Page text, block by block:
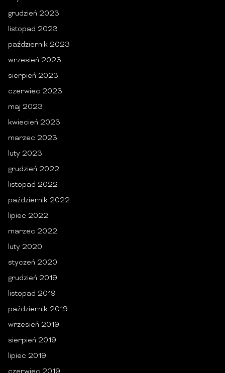
grudzień 2023
listopad 2023
październik 2023
wrzesień 2023
sierpień 2023
czerwiec 2023
maj 2023
kwiecień 2023
marzec 2023
luty 2023
grudzień 2022
listopad 2022
październik 2022
lipiec 2022
marzec 2022
luty 2020
styczeń 2020
grudzień 2019
listopad 2019
październik 2019
wrzesień 2019
sierpień 2019
lipiec 2019